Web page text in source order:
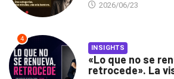
2026/06/23
4
INSIGHTS
«Lo que no se
retrocede». La